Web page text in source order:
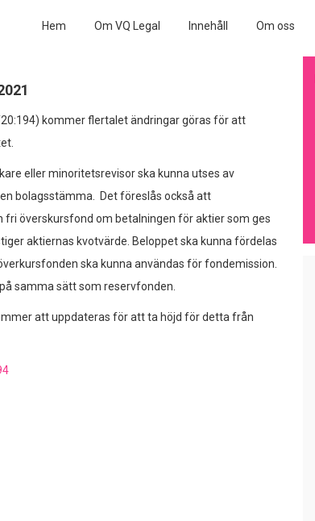
Hem Om VQ Legal Innehåll Om oss
kommer flertalet ändringar göras för att
eller minoritetsrevisor ska kunna utses av
bolagsstämma. Det föreslås också att
fri överskursfond om betalningen för aktier som ges
aktiernas kvotvärde. Beloppet ska kunna fördelas
ska kunna användas för fondemission.
samma sätt som reservfonden.
att uppdateras för att ta höjd för detta från